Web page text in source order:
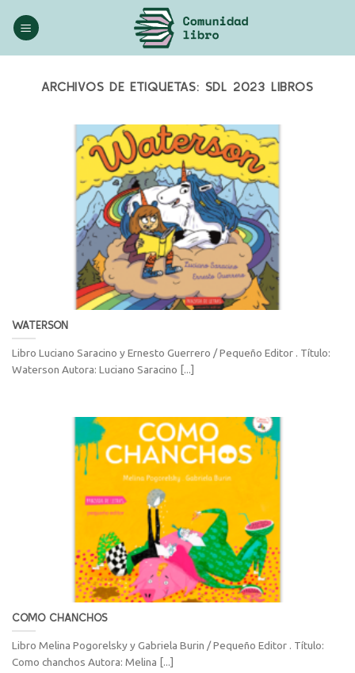
ARCHIVOS DE ETIQUETAS: SDL 2023 LIBROS
WATERSON
Libro Luciano Saracino y Ernesto Guerrero / Pequeño Editor . Título:
Waterson Autora: Luciano Saracino [...]
COMO CHANCHOS
Libro Melina Pogorelsky y Gabriela Burin / Pequeño Editor . Título:
Como chanchos Autora: Melina [...]